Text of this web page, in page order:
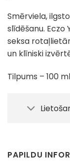
Smērviela,
slīdēšanu. Eczo
seksa
un klīniski
Tilpums – 100
PAPILDU